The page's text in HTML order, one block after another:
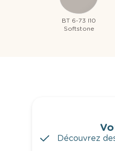
BT 6-73 I10
Softstone
Découvrez